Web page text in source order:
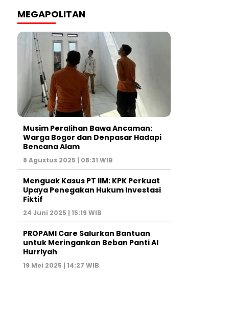
MEGAPOLITAN
Musim Peralihan Bawa Ancaman:
Warga Bogor dan Denpasar Hadapi
Bencana Alam
8 Agustus 2025 | 08:31 WIB
Menguak Kasus PT IIM: KPK Perkuat
Upaya Penegakan Hukum Investasi
Fiktif
24 Juni 2025 | 15:19 WIB
PROPAMI Care Salurkan Bantuan
untuk Meringankan Beban Panti Al
Hurriyah
19 Mei 2025 | 14:27 WIB